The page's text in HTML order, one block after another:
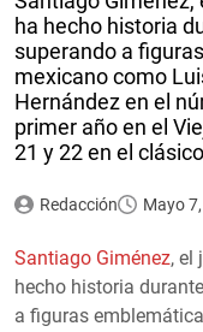
ha hecho historia
superando a
mexicano como
Hernández en el
primer año en el
21 y 22 en el
Redacción Mayo
Santiago Giménez, el
hecho historia
a figuras